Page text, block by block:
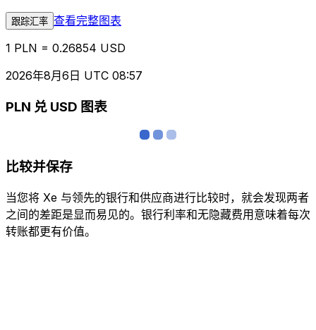
跟踪汇率 查看完整图表
1 PLN = 0.26854 USD
2026年8月6日 UTC 08:57
PLN 兑 USD 图表
比较并保存
当您将 Xe 与领先的银行和供应商进行比较时，就会发现两者
之间的差距是显而易见的。银行利率和无隐藏费用意味着每次
转账都更有价值。